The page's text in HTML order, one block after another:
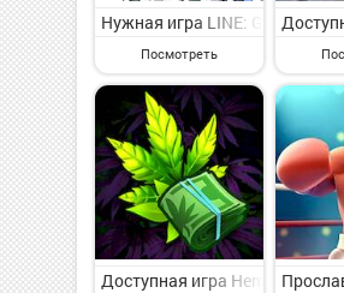
Нужная игра LINE: Gundam
Посмотреть
Доступная игра Hempire -